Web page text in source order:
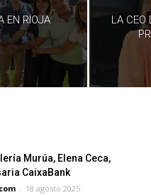
EN RIOJA
LA CEO
Murúa, Elena Ceca,
CaixaBank
- 18 agosto 2025